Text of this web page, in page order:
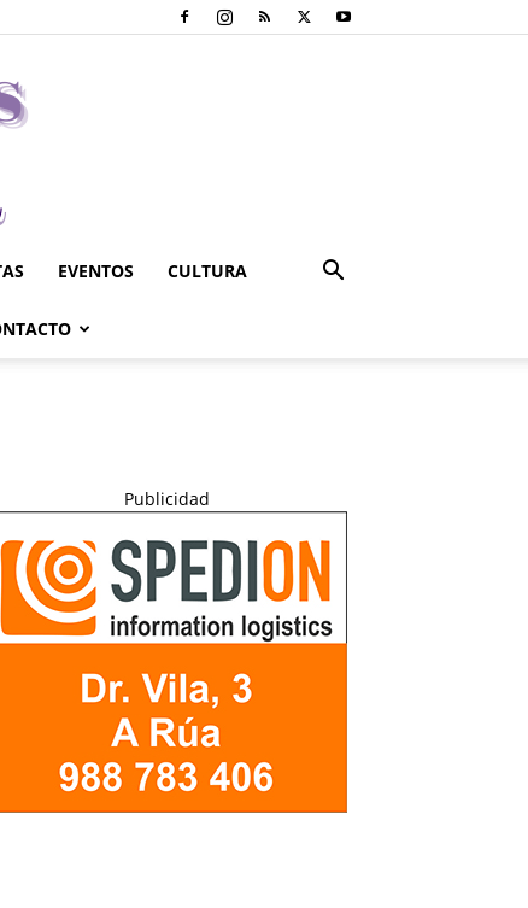
EVENTOS CULTURA
Publicidad